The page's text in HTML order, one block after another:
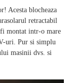
Acesta blocheaza
retractabil
montat intr-o mare
uri. Pur si simplu
masinii dvs. si